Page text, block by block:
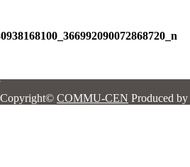
Copyright© COMMU-CEN Produced by